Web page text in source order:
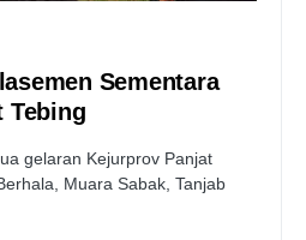
Sementara
Tebing
gelaran Kejurprov Panjat
Muara Sabak, Tanjab